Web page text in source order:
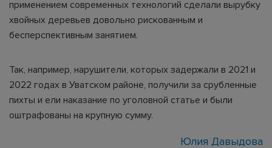
применением современных технологий сделали вырубку
хвойных деревьев довольно рискованным и
бесперспективным занятием.
Так, например, нарушители, которых задержали в 2021 и
2022 годах в Уватском районе, получили за срубленные
пихты и ели наказание по уголовной статье и были
оштрафованы на крупную сумму.
Юлия Давыдова